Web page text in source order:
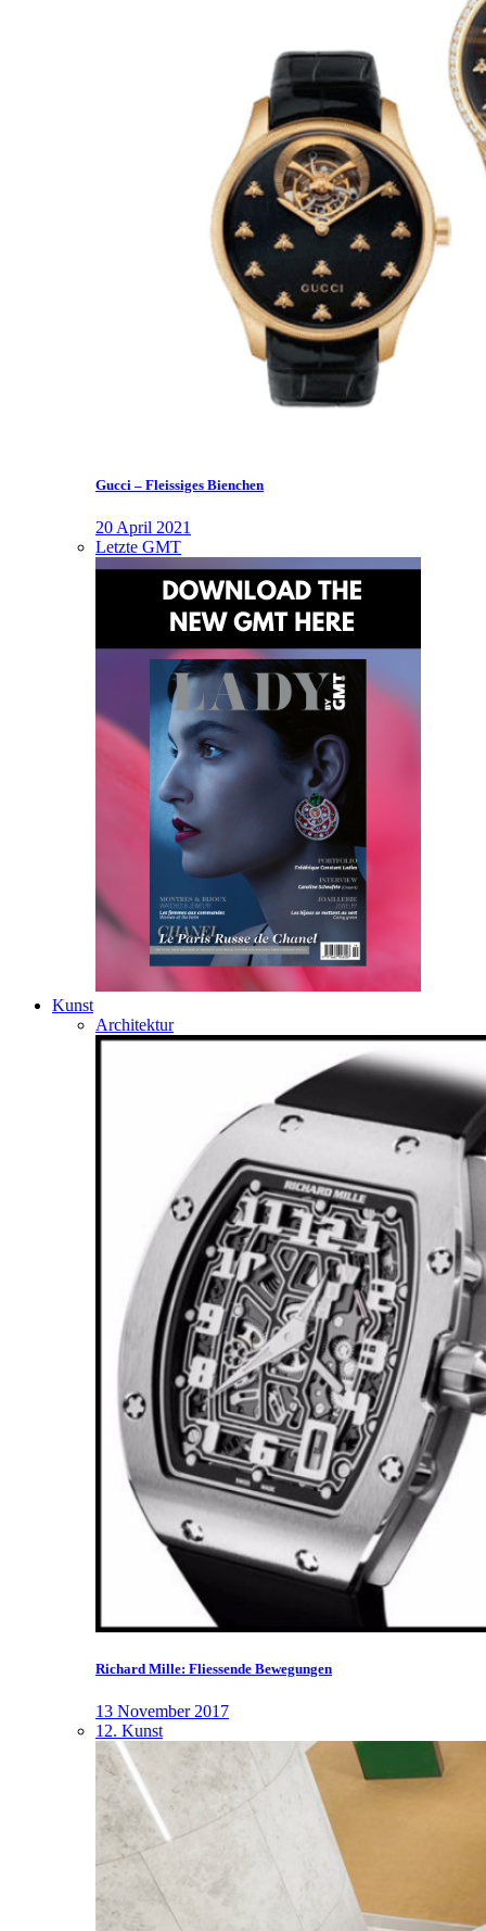
Gucci – Fleissiges Bienchen
20 April 2021
Letzte GMT
Kunst
Architektur
Richard Mille: Fliessende Bewegungen
13 November 2017
12. Kunst